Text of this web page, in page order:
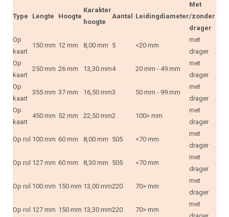
Type Lengte Hoogte
Karakter
hoogte
Aantal Leidingdiameter
Met
/zonder
drager
Op
kaart
150 mm 12 mm 8,00 mm 5 <20 mm
met
drager
Op
kaart
250 mm 26 mm 13,30 mm4 20 mm - 49 mm
met
drager
Op
kaart
355 mm 37 mm 16,50 mm3 50 mm - 99 mm
met
drager
Op
kaart
450 mm 52 mm 22,50 mm2 100> mm
met
drager
Op rol 100 mm 60 mm 8,00 mm 505 <70 mm
met
drager
Op rol 127 mm 60 mm 8,30 mm 505 <70 mm
met
drager
Op rol 100 mm 150 mm 13,00 mm220 70> mm
met
drager
Op rol 127 mm 150 mm 13,30 mm220 70> mm
met